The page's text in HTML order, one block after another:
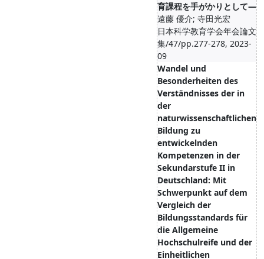
育課程を手がかりとして―
遠藤 優介; 寺田光宏
日本科学教育学会年会論文
集/47/pp.277-278, 2023-
09
Wandel und
Besonderheiten des
Verständnisses der in
der
naturwissenschaftlichen
Bildung zu
entwickelnden
Kompetenzen in der
Sekundarstufe II in
Deutschland: Mit
Schwerpunkt auf dem
Vergleich der
Bildungsstandards für
die Allgemeine
Hochschulreife und der
Einheitlichen